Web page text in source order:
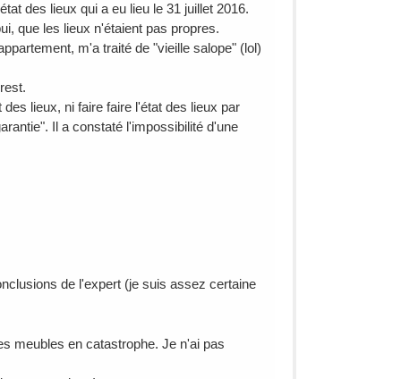
des lieux qui a eu lieu le 31 juillet 2016.
que les lieux n'étaient pas propres.
m'a traité de "vieille salope" (lol)
lieux, ni faire faire l'état des lieux par
Il a constaté l'impossibilité d'une
de l'expert (je suis assez certaine
meubles en catastrophe. Je n'ai pas